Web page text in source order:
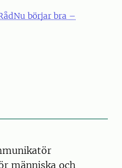
börjar bra –
människa och